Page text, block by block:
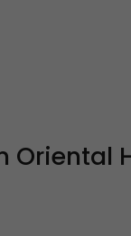
Oriental